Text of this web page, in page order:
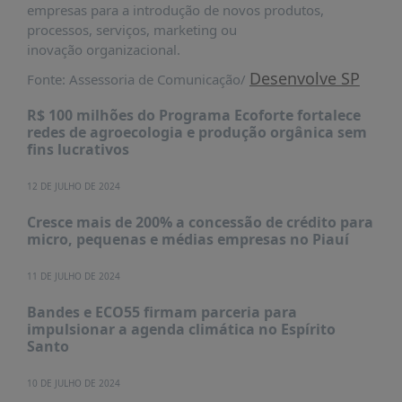
empresas para a introdução de novos produtos,
processos, serviços, marketing ou
inovação organizacional.
Fonte: Assessoria de Comunicação/ Desenvolve SP
R$ 100 milhões do Programa Ecoforte fortalece
redes de agroecologia e produção orgânica sem
fins lucrativos
12 DE JULHO DE 2024
Cresce mais de 200% a concessão de crédito para
micro, pequenas e médias empresas no Piauí
11 DE JULHO DE 2024
Bandes e ECO55 firmam parceria para
impulsionar a agenda climática no Espírito
Santo
10 DE JULHO DE 2024